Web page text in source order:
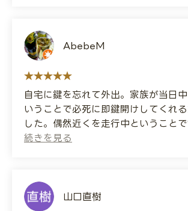
(Translated by Google)
I recently had a duplicate key
car. It was an aftermarket, hard
that other stores often refuse to
they made it without any
also replaced the immobilizer unit
working fine now. Thank you very
AbebeM
自宅に鍵を忘れて外出。家族が当日
いうことで必死に即鍵開けしてくれ
した。偶然近くを走行中ということ
分程で来ていただき、あっという間に
は嫌ですが(笑)、鍵のことで何かあれ
お願いします。
山口直樹